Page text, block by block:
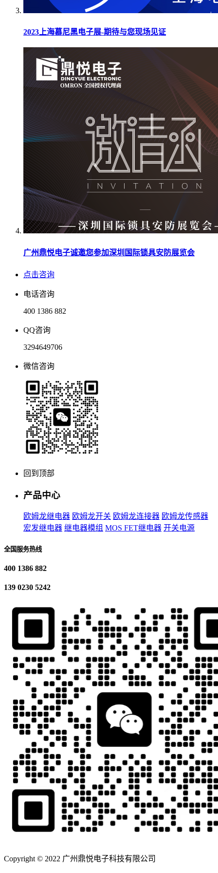
2023上海慕尼黑电子展-期待与您现场见证
广州鼎悦电子诚邀您参加深圳国际锁具安防展览会
点击咨询
电话咨询
400 1386 882
QQ咨询
3294649706
微信咨询
回到顶部
产品中心
欧姆龙继电器 欧姆龙开关 欧姆龙连接器 欧姆龙传感器
宏发继电器 继电器模组 MOS FET继电器 开关电源
全国服务热线
400 1386 882
139 0230 5242
Copyright © 2022 广州鼎悦电子科技有限公司